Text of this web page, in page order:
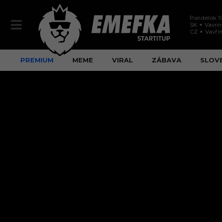
Pondelok
SK
CZ
PREMIUM MEME VIRAL ZÁBAVA